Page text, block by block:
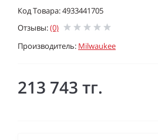
Код Товара: 4933441705
Отзывы:(0)
Производитель: Milwaukee
213 743 тг.